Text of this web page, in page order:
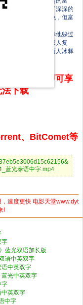
。柯姆为此陷入了深深的
惨的结局无法避免，但富
暗杀的目标，所幸他躲过
蓄锐要为死去的家人复
踪迹，最终他们两人冰释
下方链接 即可享
下载
、BitComet等
蓝光泰语中字.mp4
速度更快 电影天堂www.dyt
!
字
蓝光双语加长版
语中英双字
中英双字
光中英双字
字
英双字
中字